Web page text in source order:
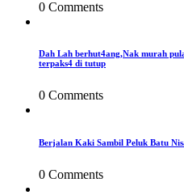
0 Comments
Dah Lah berhut4ang,Nak murah
terpaks4 di tutup
0 Comments
Berjalan Kaki Sambil Peluk Batu
0 Comments